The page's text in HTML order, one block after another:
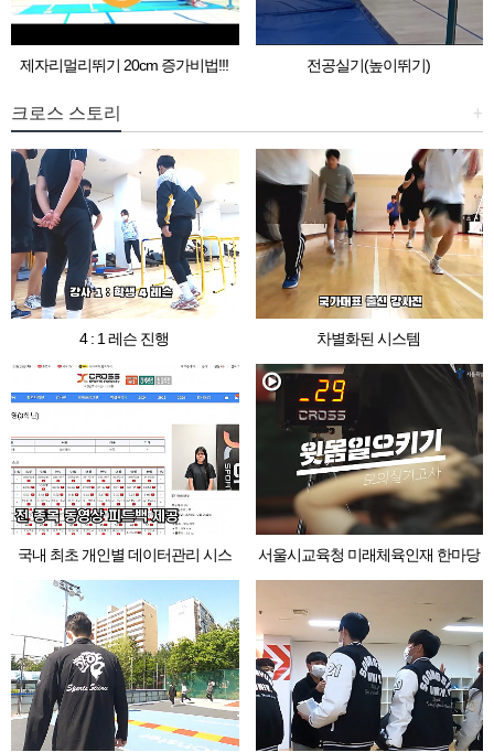
제자리멀리뛰기 20cm 증가비법!!! 전공실기(높이뛰기)
+
크로스 스토리
4 : 1 레슨 진행 차별화된 시스템
국내 최초 개인별 데이터관리 시스
템
서울시교육청 미래체육인재 한마당